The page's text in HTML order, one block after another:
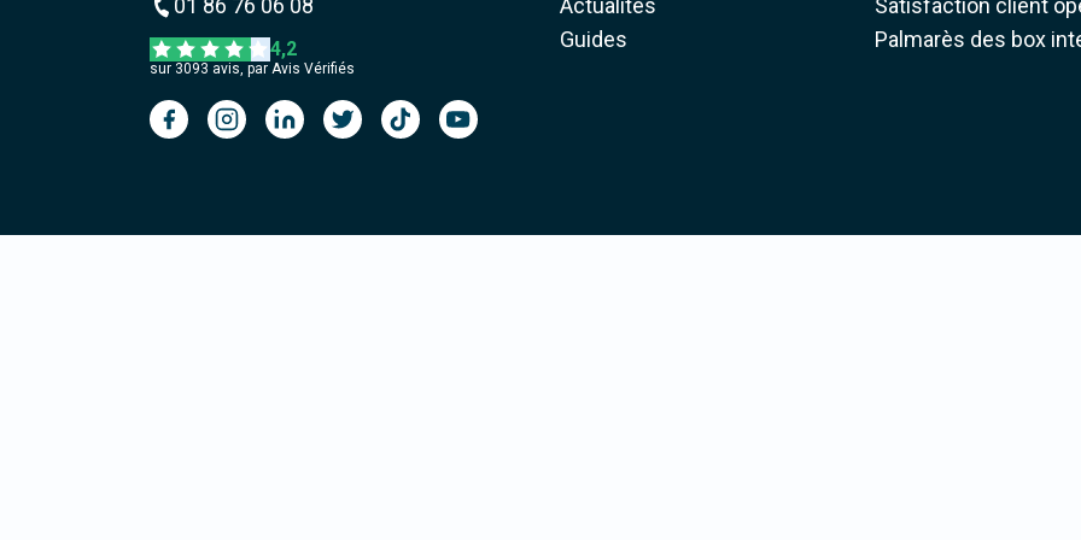
01 86 76 06 08
4,2
sur 3093 avis, par Avis Vérifiés
Actualités
Guides
Satisfaction client
Palmarès des box